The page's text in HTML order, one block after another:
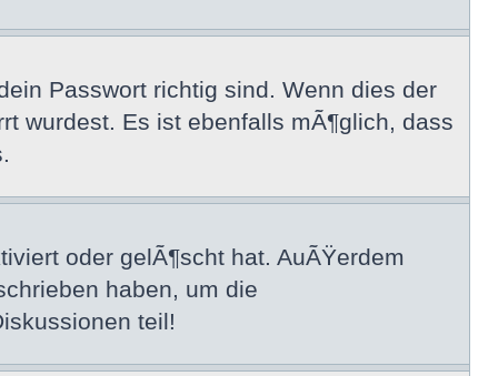
Passwort richtig sind. Wenn dies der
wurdest. Es ist ebenfalls mÃ¶glich, dass
oder gelÃ¶scht hat. AuÃŸerdem
haben, um die
teil!